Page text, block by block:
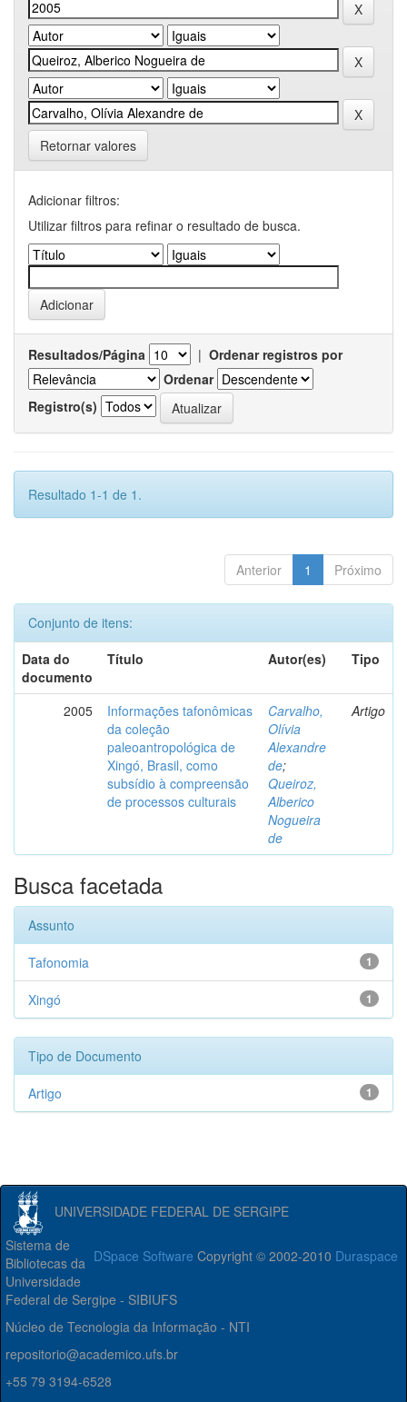
Retornar valores
Adicionar filtros:
Utilizar filtros para refinar o resultado de busca.
Resultados/Página | Ordenar registros por
Ordenar
Registro(s)
Resultado 1-1 de 1.
Anterior 1 Próximo
Conjunto de itens:
Data do
documento
Título Autor(es) Tipo
2005
Informações tafonômicas
da coleção
paleoantropológica de
Xingó, Brasil, como
subsídio à compreensão
de processos culturais
Carvalho,
Olívia
Alexandre
de;
Queiroz,
Alberico
Nogueira
de
Artigo
Busca facetada
Assunto
1
Tafonomia
1
Xingó
Tipo de Documento
1
Artigo
UNIVERSIDADE FEDERAL DE SERGIPE
DSpace Software Copyright © 2002-2010 Duraspace
Sistema de
Bibliotecas da
Universidade
Federal de Sergipe - SIBIUFS
Núcleo de Tecnologia da Informação - NTI
repositorio@academico.ufs.br
+55 79 3194-6528